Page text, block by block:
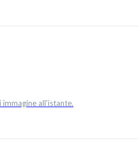
immagine all'istante.